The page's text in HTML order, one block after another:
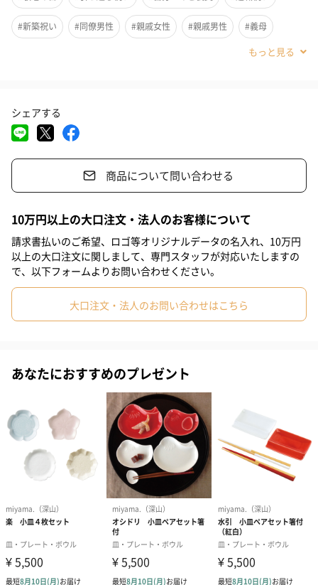
酒の席に静かに佇む、美濃焼きのスリムな酒器とぐいのみのセッ
トです。
＜セット内容＞
・酒器 ×1
・ぐいのみ ×2
化粧箱入り
専用の化粧箱にお入れしてお届けいたしますので、ギフトにもお
選べる2種のカラー
白磁
青磁
深山について
#新築祝い #同僚男性 #親戚女性 #親戚男性 #義母
#息子
#上司女性
#女性 #男性
#50代 #60代 #70代 #80代
シェアする
商品について問い合わせる
10万円以上の大口注文・法人のお客様について
請求書払いのご希望、ロゴ等オリジナルデータの名入れ、10万円
以上の大口注文に関しまして、専門スタッフが対応いたしますの
で、以下フォームよりお問い合わせください。
大口注文・法人のお問い合わせはこちら
あなたにおすすめのプレゼント